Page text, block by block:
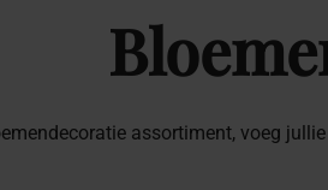
assortiment, voeg